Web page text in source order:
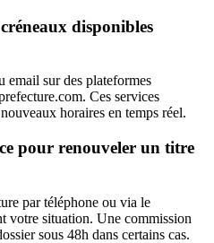
disponibles
sur des plateformes
Ces services
horaires en temps réel.
pour renouveler un titre
par téléphone ou via le
votre situation. Une commission
sous 48h dans certains cas.